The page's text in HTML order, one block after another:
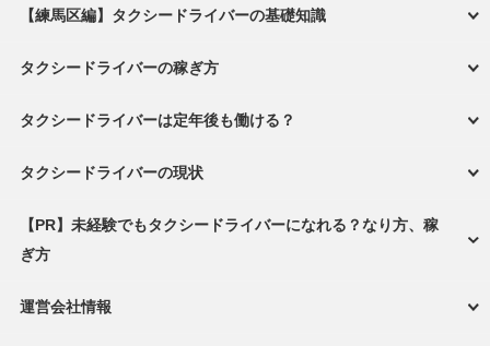
【練馬区編】タクシードライバーの基礎知識
タクシードライバーの稼ぎ方
タクシードライバーは定年後も働ける？
タクシードライバーの現状
【PR】未経験でもタクシードライバーになれる？なり方、稼
ぎ方
運営会社情報